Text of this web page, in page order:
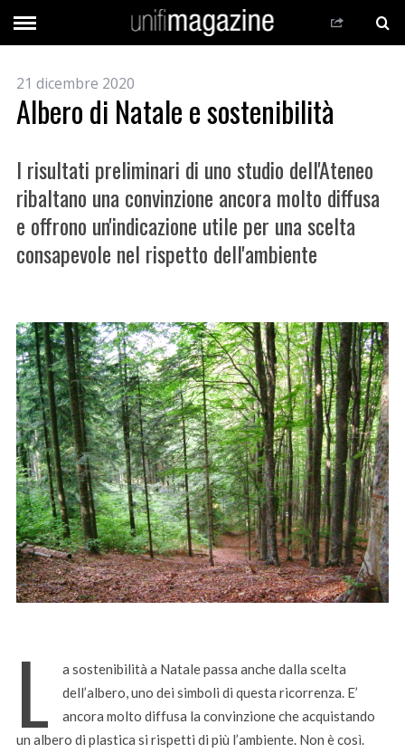
21 dicembre 2020
Albero di Natale e sostenibilità
I risultati preliminari di uno studio dell'Ateneo
ribaltano una convinzione ancora molto diffusa
e offrono un'indicazione utile per una scelta
consapevole nel rispetto dell'ambiente
L
a sostenibilità a Natale passa anche dalla scelta
dell’albero, uno dei simboli di questa ricorrenza. E’
ancora molto diffusa la convinzione che acquistando
un albero di plastica si rispetti di più l’ambiente. Non è così.